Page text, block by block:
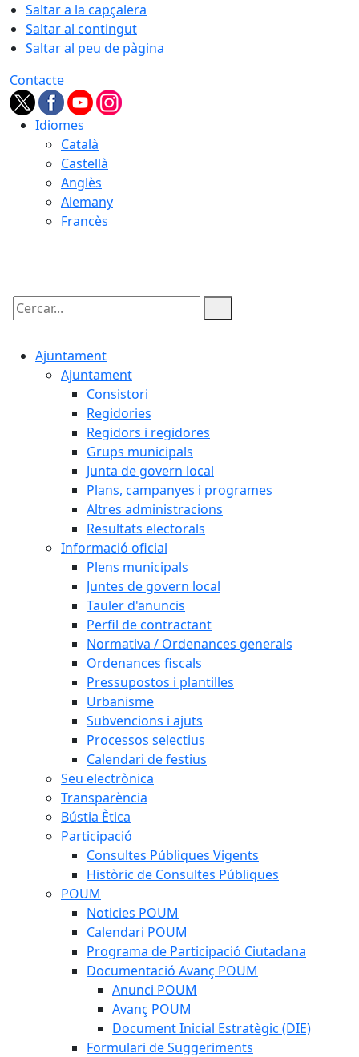
Saltar a la capçalera
Saltar al contingut
Saltar al peu de pàgina
Contacte
Idiomes
Català
Castellà
Anglès
Alemany
Francès
Cercar:
Ajuntament
Ajuntament
Consistori
Regidories
Regidors i regidores
Grups municipals
Junta de govern local
Plans, campanyes i programes
Altres administracions
Resultats electorals
Informació oficial
Plens municipals
Juntes de govern local
Tauler d'anuncis
Perfil de contractant
Normativa / Ordenances generals
Ordenances fiscals
Pressupostos i plantilles
Urbanisme
Subvencions i ajuts
Processos selectius
Calendari de festius
Seu electrònica
Transparència
Bústia Ètica
Participació
Consultes Públiques Vigents
Històric de Consultes Públiques
POUM
Noticies POUM
Calendari POUM
Programa de Participació Ciutadana
Documentació Avanç POUM
Anunci POUM
Avanç POUM
Document Inicial Estratègic (DIE)
Formulari de Suggeriments